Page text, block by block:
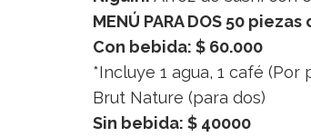
MENÚ PARA DOS 50
Con bebida: $ 60.000
*Incluye 1 agua, 1 café
Brut Nature (para dos)
Sin bebida: $ 40000